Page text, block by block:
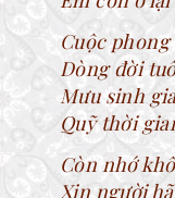
Cuộc
Dòng đời
Mưu sinh
Quỹ thời
Còn nhớ
Xin người